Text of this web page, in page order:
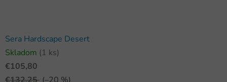
Sera Hardscape Desert
Skladom (1 ks)
€105,80